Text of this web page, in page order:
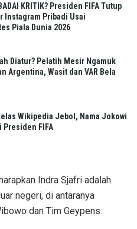
KRITIK? Presiden FIFA Tutup
Instagram Pribadi Usai
Piala Dunia 2026
Diatur? Pelatih Mesir Ngamuk
Argentina, Wasit dan VAR Bela
Wikipedia Jebol, Nama Jokowi
Presiden FIFA
Indra Sjafri adalah
negeri, di antaranya
dan Tim Geypens.